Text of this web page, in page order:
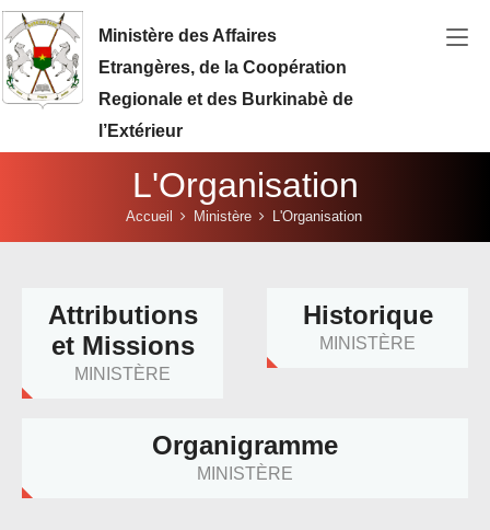
Aller au contenu principal
Ministère des Affaires
Etrangères, de la Coopération
Regionale et des Burkinabè de
l’Extérieur
L'Organisation
Accueil Ministère L'Organisation
Attributions
et Missions
MINISTÈRE
Historique
MINISTÈRE
Organigramme
MINISTÈRE